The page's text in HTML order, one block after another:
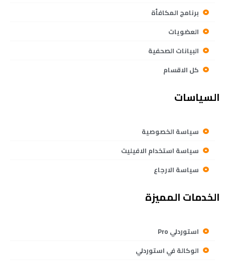
برنامج المكافأة
العضويات
البيانات الصحفية
كل الاقسام
السياسات
سياسة الخصوصية
سياسة استخدام الافيليت
سياسة الارجاع
الخدمات المميزة
استوردلي Pro
الوكالة في استوردلي